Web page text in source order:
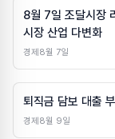
8월 7일 조달시장
시장 산업 다변화
경제 8월 7일
퇴직금 담보 대출
경제 8월 9일